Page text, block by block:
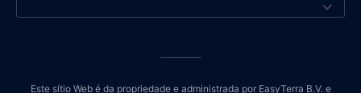
Este sítio Web é da propriedade e administrada por EasyTerra B.V. e